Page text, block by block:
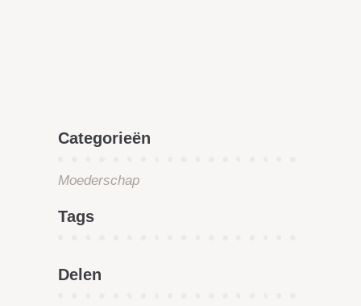
Categorieën
Moederschap
Tags
Delen